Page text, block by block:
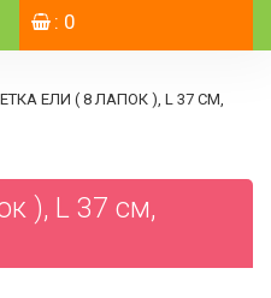
: 0
ЕЛИ ( 8 ЛАПОК ), L 37 СМ,
), L 37 см,